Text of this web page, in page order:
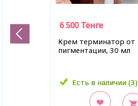
Крем терминатор от
пигментации, 30 мл
Есть в наличии (3)
6 500 Тенге
Есть в наличии (3)
6 500 Тенге